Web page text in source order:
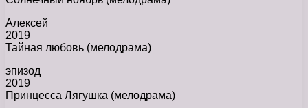
Алексей
2019
Тайная любовь (мелодрама)
эпизод
2019
Принцесса Лягушка (мелодрама)